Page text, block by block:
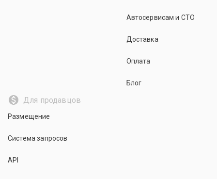
Автосервисам и СТО
Доставка
Оплата
Блог
Для продавцов
Размещение
Система запросов
API